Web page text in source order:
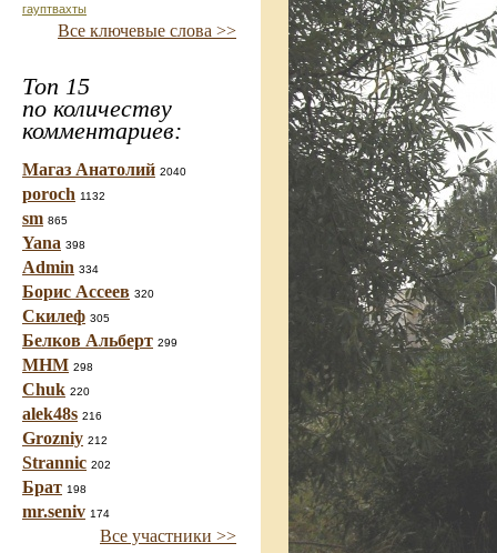
гауптвахты
Все ключевые слова >>
Топ 15
по количеству
комментариев:
Магаз Анатолий 2040
poroch 1132
sm 865
Yana 398
Admin 334
Борис Ассеев 320
Скилеф 305
Белков Альберт 299
МНМ 298
Chuk 220
alek48s 216
Grozniy 212
Strannic 202
Брат 198
mr.seniv 174
Все участники >>